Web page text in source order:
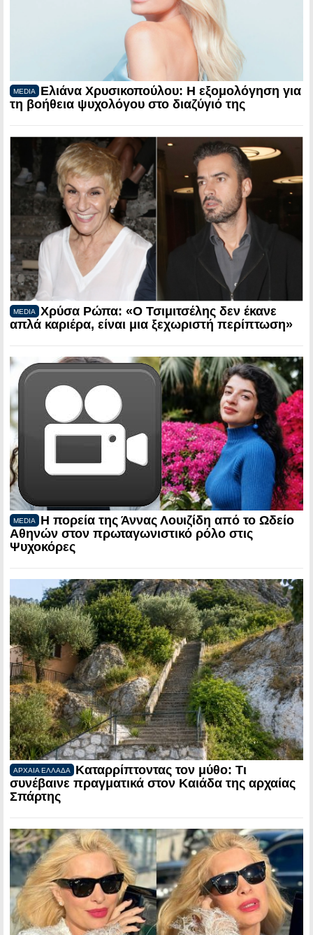
MEDIA
Ελιάνα Χρυσικοπούλου: Η εξομολόγηση για
τη βοήθεια ψυχολόγου στο διαζύγιό της
MEDIA
Χρύσα Ρώπα: «Ο Τσιμιτσέλης δεν έκανε
απλά καριέρα, είναι μια ξεχωριστή περίπτωση»
MEDIA
Η πορεία της Άννας Λουιζίδη από το Ωδείο
Αθηνών στον πρωταγωνιστικό ρόλο στις
Ψυχοκόρες
ΑΡΧΑΙΑ ΕΛΛΑΔΑ
Καταρρίπτοντας τον μύθο: Τι
συνέβαινε πραγματικά στον Καιάδα της αρχαίας
Σπάρτης